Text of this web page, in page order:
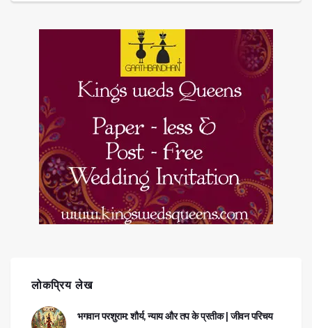
लोकप्रिय लेख
भगवान परशुराम: शौर्य, न्याय और तप के प्रतीक | जीवन परिचय